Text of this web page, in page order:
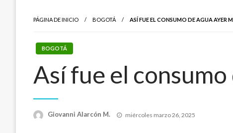
PÁGINA DE INICIO BOGOTÁ ASÍ FUE EL CONSUMO DE AGUA AYER
BOGOTÁ
Así fue el
Giovanni Alarcón M.
Publicado
miércoles marzo 26, 2025